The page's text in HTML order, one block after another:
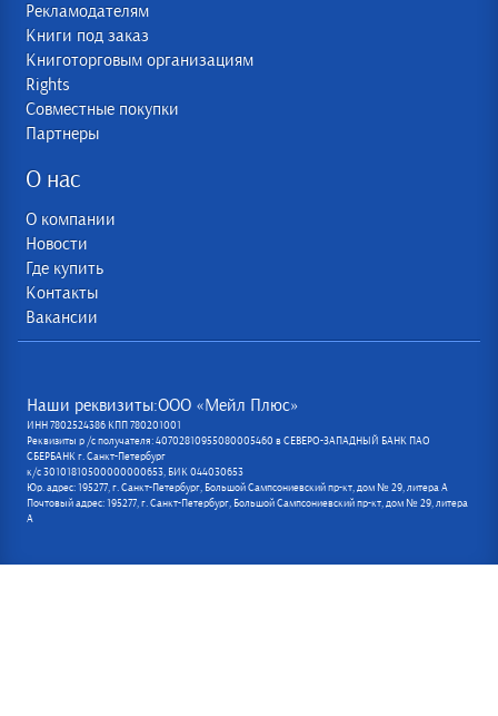
Рекламодателям
Книги под заказ
Книготорговым организациям
Rights
Совместные покупки
Партнеры
О нас
О компании
Новости
Где купить
Контакты
Вакансии
Наши реквизиты:ООО «Мейл Плюс»
ИНН 7802524386 КПП 780201001
Реквизиты р /с получателя: 40702810955080005460 в СЕВЕРО-ЗАПАДНЫЙ БАНК ПАО
СБЕРБАНК г. Санкт-Петербург
к/с 30101810500000000653, БИК 044030653
Юр. адрес: 195277, г. Санкт-Петербург, Большой Сампсониевский пр-кт, дом № 29, литера А
Почтовый адрес: 195277, г. Санкт-Петербург, Большой Сампсониевский пр-кт, дом № 29, литера
А